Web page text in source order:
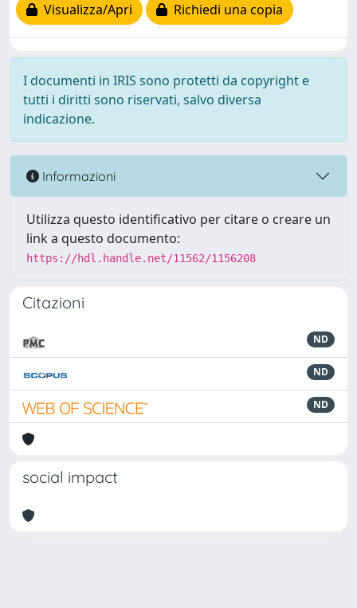
Visualizza/Apri
Richiedi una copia
I documenti in IRIS sono protetti da copyright e
tutti i diritti sono riservati, salvo diversa
indicazione.
Informazioni
Utilizza questo identificativo per citare o creare un
link a questo documento:
https://hdl.handle.net/11562/1156208
Citazioni
ND
ND
ND
social impact